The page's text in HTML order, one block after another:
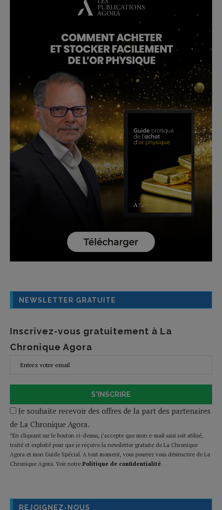
NEWSLETTER GRATUITE
Inscrivez-vous gratuitement à La
Chronique Agora
S'INSCRIRE
Je souhaite recevoir des offres de la part des partenaires
de La Chronique Agora.
*En cliquant sur le bouton ci-dessus, j’accepte que mon e-mail saisi soit utilisé,
traité et exploité pour que je reçoive la newsletter gratuite de La Chronique
Agora et mon Guide Spécial. A tout moment, vous pourrez vous désinscrire de La
Chronique Agora. Voir notre Politique de confidentialité.
REJOIGNEZ-NOUS